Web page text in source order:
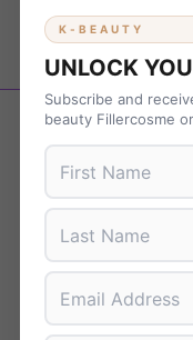
Revenir en arrière
K-BEAUTY
UNLOCK
Subscribe and
beauty Fillercosme